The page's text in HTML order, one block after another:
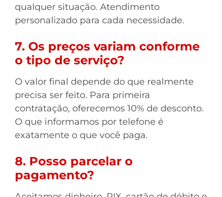
qualquer situação. Atendimento
personalizado para cada necessidade.
7. Os preços variam conforme
o tipo de serviço?
O valor final depende do que realmente
precisa ser feito. Para primeira
contratação, oferecemos 10% de desconto.
O que informamos por telefone é
exatamente o que você paga.
8. Posso parcelar o
pagamento?